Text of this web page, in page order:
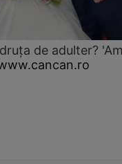
de adulter?